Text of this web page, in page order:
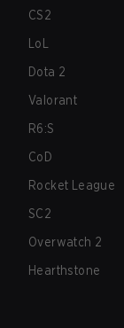
CS2
LoL
Dota 2
Valorant
R6:S
CoD
Rocket League
SC2
Overwatch 2
Hearthstone